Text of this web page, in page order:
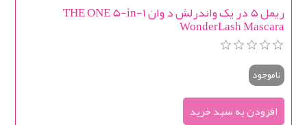
ریمل ۵ در یک واندرلش د وان THE ONE 5-in-1
WonderLash Mascara
ناموجود